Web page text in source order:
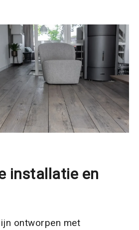
installatie en
ontworpen met